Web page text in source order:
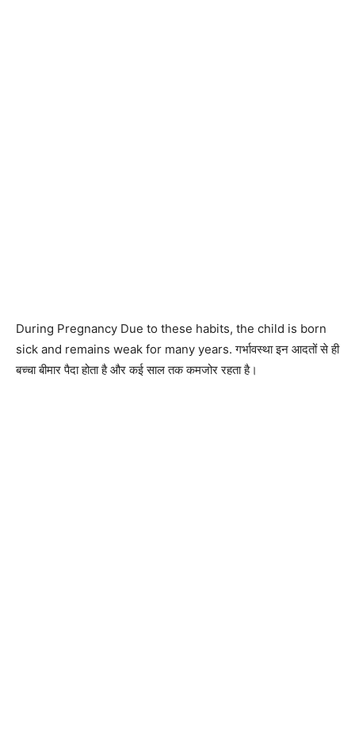
During Pregnancy Due to these habits, the child is born
sick and remains weak for many years. गर्भावस्था इन आदतों से ही
बच्चा बीमार पैदा होता है और कई साल तक कमजोर रहता है।